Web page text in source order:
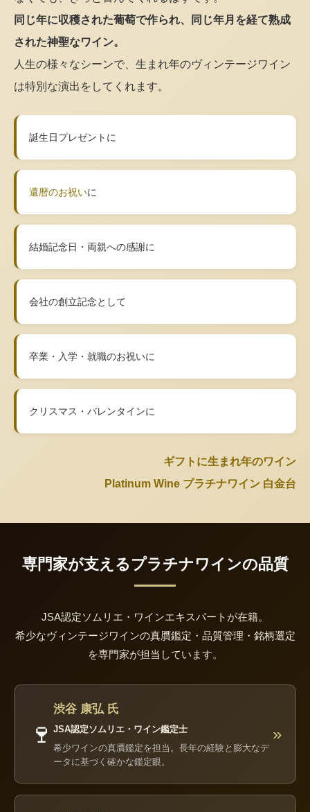
同じ年に収穫された葡萄で作られ、同じ年月を経て熟成
された神聖なワイン。
人生の様々なシーンで、生まれ年のヴィンテージワイン
は特別な演出をしてくれます。
誕生日プレゼントに
還暦のお祝いに
結婚記念日・両親への感謝に
会社の創立記念として
卒業・入学・就職のお祝いに
クリスマス・バレンタインに
ギフトに生まれ年のワイン
Platinum Wine プラチナワイン 白金台
専門家が支えるプラチナワインの品質
JSA認定ソムリエ・ワインエキスパートが在籍。
希少なヴィンテージワインの真贋鑑定・品質管理・銘柄選定
を専門家が担当しています。
🍷
渋谷 康弘 氏
JSA認定ソムリエ・ワイン鑑定士
希少ワインの真贋鑑定を担当。長年の経験と膨大なデ
ータに基づく確かな鑑定眼。
»